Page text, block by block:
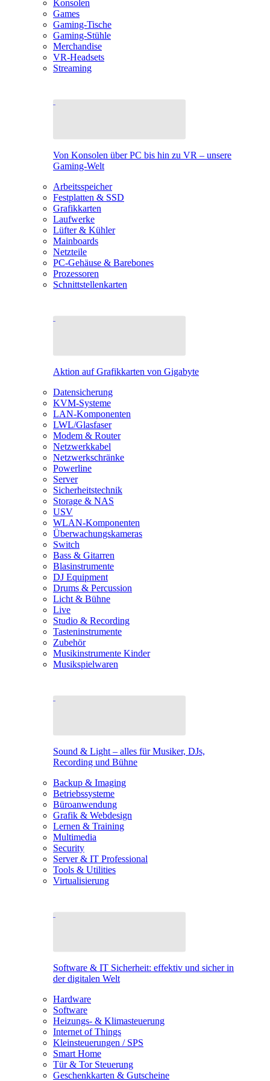
Konsolen
Games
Gaming-Tische
Gaming-Stühle
Merchandise
VR-Headsets
Streaming
Von Konsolen über PC bis hin zu VR – unsere
Gaming-Welt
Arbeitsspeicher
Festplatten & SSD
Grafikkarten
Laufwerke
Lüfter & Kühler
Mainboards
Netzteile
PC-Gehäuse & Barebones
Prozessoren
Schnittstellenkarten
Aktion auf Grafikkarten von Gigabyte
Datensicherung
KVM-Systeme
LAN-Komponenten
LWL/Glasfaser
Modem & Router
Netzwerkkabel
Netzwerkschränke
Powerline
Server
Sicherheitstechnik
Storage & NAS
USV
WLAN-Komponenten
Überwachungskameras
Switch
Bass & Gitarren
Blasinstrumente
DJ Equipment
Drums & Percussion
Licht & Bühne
Live
Studio & Recording
Tasteninstrumente
Zubehör
Musikinstrumente Kinder
Musikspielwaren
Sound & Light – alles für Musiker, DJs,
Recording und Bühne
Backup & Imaging
Betriebssysteme
Büroanwendung
Grafik & Webdesign
Lernen & Training
Multimedia
Security
Server & IT Professional
Tools & Utilities
Virtualisierung
Software & IT Sicherheit: effektiv und sicher in
der digitalen Welt
Hardware
Software
Heizungs- & Klimasteuerung
Internet of Things
Kleinsteuerungen / SPS
Smart Home
Tür & Tor Steuerung
Geschenkkarten & Gutscheine